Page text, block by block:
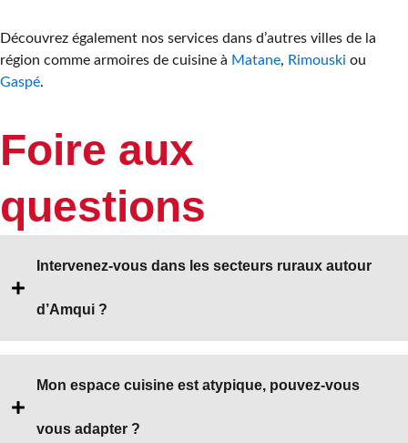
Découvrez également nos services dans d’autres villes de la
région comme armoires de cuisine à Matane, Rimouski ou
Gaspé.
Foire aux
questions
Intervenez-vous dans les secteurs ruraux autour
d’Amqui ?
Mon espace cuisine est atypique, pouvez-vous
vous adapter ?